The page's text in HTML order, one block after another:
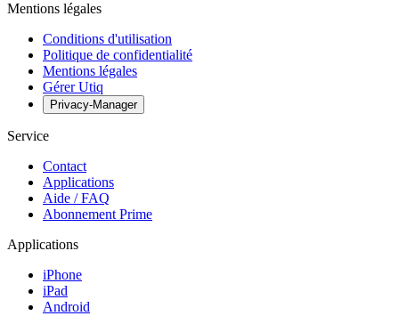
Mentions légales
Conditions d'utilisation
Politique de confidentialité
Mentions légales
Gérer Utiq
Privacy-Manager
Service
Contact
Applications
Aide / FAQ
Abonnement Prime
Applications
iPhone
iPad
Android